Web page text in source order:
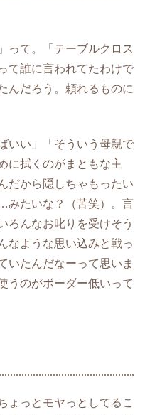
って。「テーブルクロス
て誰に言われてたわけで
んだろう。頼れるものに
いい」「そういう母親で
に拭くのがまともな主
だから隠しちゃもったい
みたいな？（苦笑）。言
ろんなお叱りを受けそう
なような思い込みと戦っ
いたんだなーって思いま
うのがボーダー低いって
ょっとモヤっとしてるこ